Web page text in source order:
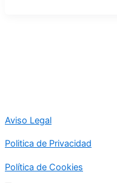
Aviso Legal
Politica de Privacidad
Política de Cookies